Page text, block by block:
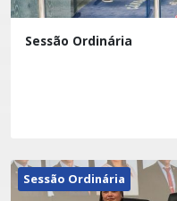
Sessão Ordinária
Sessão Ordinária